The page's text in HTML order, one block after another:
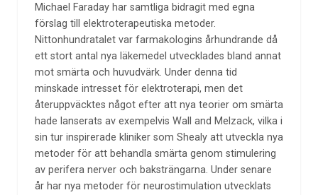
Michael Faraday har samtliga bidragit med egna
förslag till elektroterapeutiska metoder.
Nittonhundratalet var farmakologins århundrande då
ett stort antal nya läkemedel utvecklades bland annat
mot smärta och huvudvärk. Under denna tid
minskade intresset för elektroterapi, men det
återuppväcktes något efter att nya teorier om smärta
hade lanserats av exempelvis Wall and Melzack, vilka i
sin tur inspirerade kliniker som Shealy att utveckla nya
metoder för att behandla smärta genom stimulering
av perifera nerver och baksträngarna. Under senare
år har nya metoder för neurostimulation utvecklats